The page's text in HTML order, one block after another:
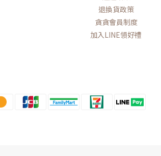
退換貨政策
貪貪會員制度
加入LINE領好禮